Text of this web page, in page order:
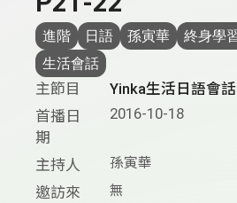
進階 日語 孫寅華 終身學
生活會話
主節目
Yinka生活日語會話
首播日
期
2016-10-18
主持人 孫寅華
邀訪來
無